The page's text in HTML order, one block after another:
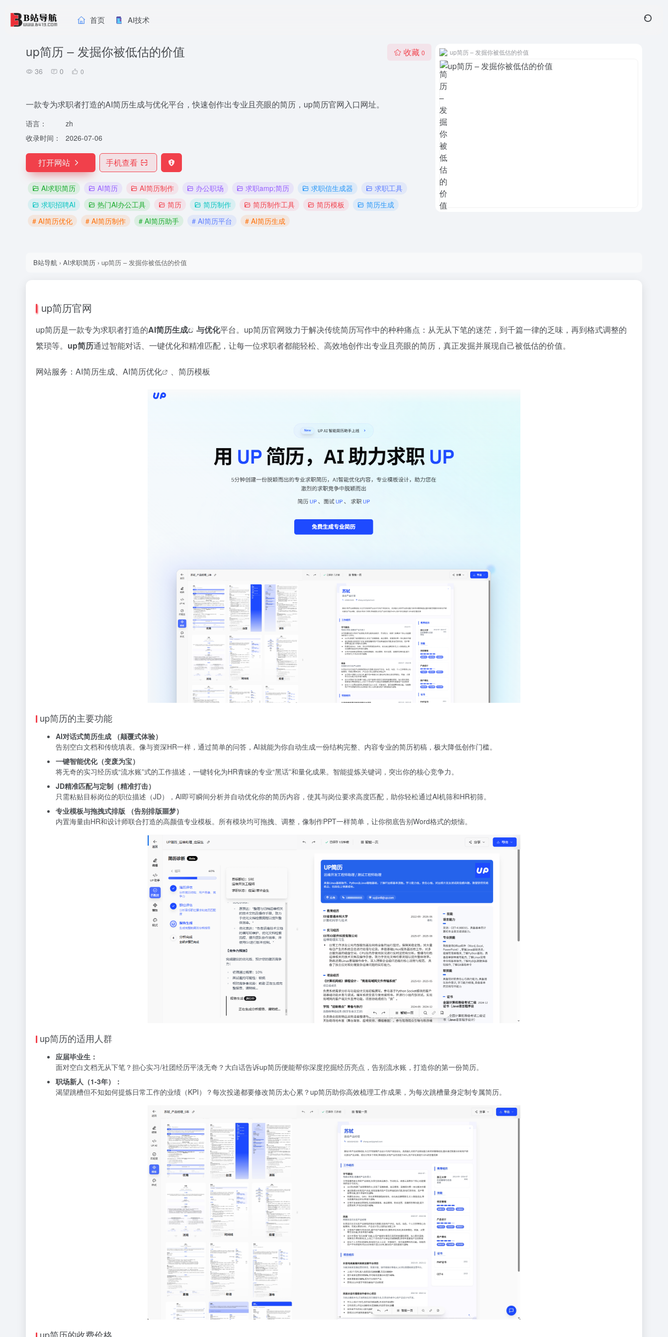
首页 AI技术
up简历 – 发掘你被低估的价值
36 0 0
收藏 0
一款专为求职者打造的AI简历生成与优化平台，快速创作出专业且亮眼的简历，up简历官网入口网址。
语言：
zh
收录时间：
2026-07-06
打开网站 手机查看
AI求职简历 AI简历 AI简历制作 办公职场 求职amp;简历 求职信生成器
求职工具
求职招聘AI
热门AI办公工具 简历 简历制作 简历制作工具 简历模板
简历生成
# AI简历优化
# AI简历制作 # AI简历助手 # AI简历平台 # AI简历生成
up简历 – 发掘你被低估的价值
B站导航 › AI求职简历 › up简历 – 发掘你被低估的价值
up简历官网
up简历是一款专为求职者打造的AI简历生成 与优化平台。up简历官网致力于解决传统简历写作中的种种痛点：从无从下笔的迷茫，到千篇一律的乏味，再到格式调整的
繁琐等。 up简历通过智能对话、一键优化和精准匹配，让每一位求职者都能轻松、高效地创作出专业且亮眼的简历，真正发掘并展现自己被低估的价值。
网站服务：AI简历生成、 AI简历优化 、简历模板
up简历的主要功能
AI对话式简历生成 （颠覆式体验）
告别空白文档和传统填表。像与资深HR一样，通过简单的问答，AI就能为你自动生成一份结构完整、内容专业的简历初稿，极大降低创作门槛。
一键智能优化（变废为宝）
将无奇的实习经历或“流水账”式的工作描述，一键转化为HR青睐的专业“黑话”和量化成果。智能提炼关键词，突出你的核心竞争力。
JD精准匹配与定制（精准打击）
只需粘贴目标岗位的职位描述（JD），AI即可瞬间分析并自动优化你的简历内容，使其与岗位要求高度匹配，助你轻松通过AI机筛和HR初筛。
专业模板与拖拽式排版 （告别排版噩梦）
内置海量由HR和设计师联合打造的高颜值专业模板。所有模块均可拖拽、调整，像制作PPT一样简单，让你彻底告别Word格式的烦恼。
up简历的适用人群
应届毕业生：
面对空白文档无从下笔？担心实习/社团经历平淡无奇？大白话告诉up简历便能帮你深度挖掘经历亮点，告别流水账，打造你的第一份简历。
职场新人（1-3年）：
渴望跳槽但不知如何提炼日常工作的业绩（KPI）？每次投递都要修改简历太心累？up简历助你高效梳理工作成果，为每次跳槽量身定制专属简历。